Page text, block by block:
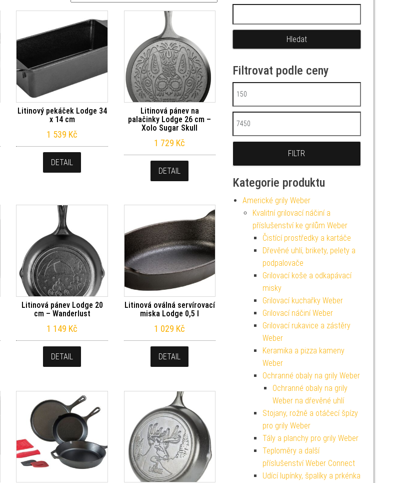
Litinový pekáček Lodge 34
x 14 cm
1 539 Kč
DETAIL
Litinová pánev na
palačinky Lodge 26 cm –
Xolo Sugar Skull
1 729 Kč
DETAIL
Litinová pánev Lodge 20
cm – Wanderlust
1 149 Kč
DETAIL
Litinová oválná servírovací
miska Lodge 0,5 l
1 029 Kč
DETAIL
Filtrovat podle ceny
Minimální cena
Maximální cena
FILTR
Kategorie produktu
Americké grily Weber
Kvalitní grilovací náčiní a
příslušenství ke grilům Weber
Čistící prostředky a kartáče
Dřevěné uhlí, brikety, pelety a
podpalovače
Grilovací koše a odkapávací
misky
Grilovací kuchařky Weber
Grilovací náčiní Weber
Grilovací rukavice a zástěry
Weber
Keramika a pizza kameny
Weber
Ochranné obaly na grily Weber
Ochranné obaly na grily
Weber na dřevěné uhlí
Stojany, rožně a otáčecí špízy
pro grily Weber
Tály a planchy pro grily Weber
Teploměry a další
příslušenství Weber Connect
Udící lupínky, špalíky a prkénka